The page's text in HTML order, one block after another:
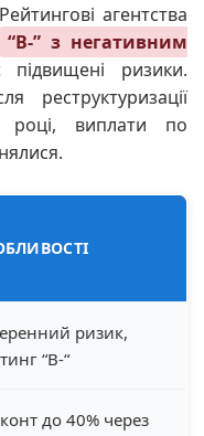
агентства
“B-” з негативним
ризики.
реструктуризації
році, виплати по
ризик,
“B-“
до 40% через